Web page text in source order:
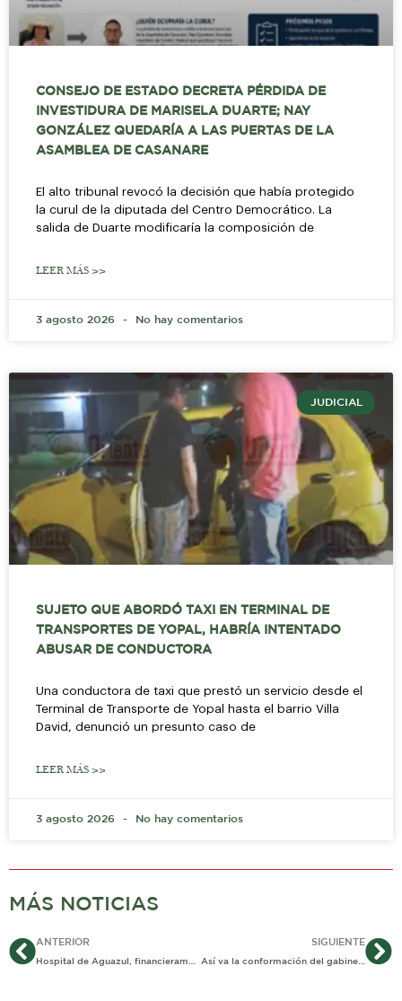
CONSEJO DE ESTADO DECRETA PÉRDIDA DE
INVESTIDURA DE MARISELA DUARTE; NAY
GONZÁLEZ QUEDARÍA A LAS PUERTAS DE LA
ASAMBLEA DE CASANARE
El alto tribunal revocó la decisión que había protegido
la curul de la diputada del Centro Democrático. La
salida de Duarte modificaría la composición de
LEER MÁS >>
3 agosto 2026 No hay comentarios
JUDICIAL
SUJETO QUE ABORDÓ TAXI EN TERMINAL DE
TRANSPORTES DE YOPAL, HABRÍA INTENTADO
ABUSAR DE CONDUCTORA
Una conductora de taxi que prestó un servicio desde el
Terminal de Transporte de Yopal hasta el barrio Villa
David, denunció un presunto caso de
LEER MÁS >>
3 agosto 2026 No hay comentarios
MÁS NOTICIAS
AntANTERIOR
Hospital de Aguazul, financieramente «saludable»
SIGUIENTE
Así va la conformación del gabinete municipal